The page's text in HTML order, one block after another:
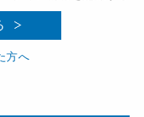
方へ